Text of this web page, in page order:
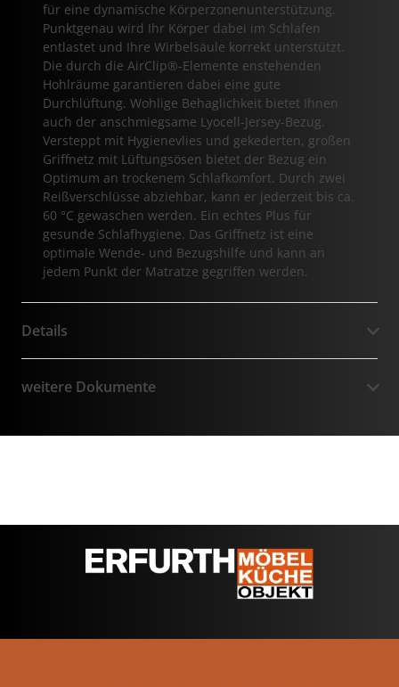
für eine dynamische Körperzonenunterstützung.
Punktgenau wird Ihr Körper dabei im Schlafen
entlastet und Ihre Wirbelsäule korrekt unterstützt.
Die durch die AirClip®-Elemente enstehenden
Hohlräume garantieren dabei eine gute
Durchlüftung. Wohlige Behaglichkeit bietet Ihnen
auch der anschmiegsame Lyocell-Jersey-Bezug.
Versteppt mit Hygienevlies und gekederten, großen
Griffnetz mit Lüftungsösen bietet der Bezug ein
Optimum an trockenem Schlafkomfort. Durch zwei
Reißverschlüsse abziehbar, kann er jederzeit bis ca.
60 °C gewaschen werden. Ein echtes Plus für
gesunde Schlafhygiene. Das Griffnetz ist eine
optimale Wende- und Bezugshilfe und kann an
jedem Punkt der Matratze gegriffen werden.
Details
weitere Dokumente